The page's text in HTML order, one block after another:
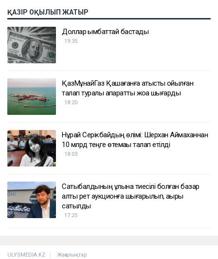
ҚАЗІР ОҚЫЛЫП ЖАТЫР
Доллар қымбаттай бастады
19:35
ҚазМұнайГаз Қашағанға қатысты қойылған
талап туралы ақпаратты жоққа шығарды
18:20
Нұрай Серікбайдың өлімі: Шерхан Аймаханнан
10 млрд теңге өтемақы талап етілді
18:03
Сатыбалдының ұлына тиесілі болған базар
алты рет аукционға шығарылып, ақыры
сатылды
17:25
ULYSMEDIA.KZ Жаңалықтар